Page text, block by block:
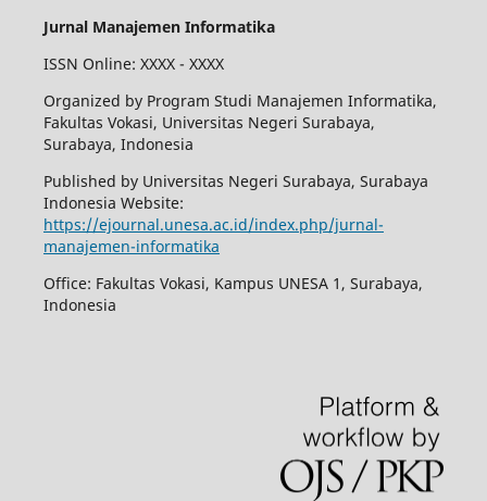
Jurnal Manajemen Informatika
ISSN Online: XXXX - XXXX
Organized by Program Studi Manajemen Informatika,
Fakultas Vokasi, Universitas Negeri Surabaya,
Surabaya, Indonesia
Published by Universitas Negeri Surabaya, Surabaya
Indonesia Website:
https://ejournal.unesa.ac.id/index.php/jurnal-
manajemen-informatika
Office: Fakultas Vokasi, Kampus UNESA 1, Surabaya,
Indonesia